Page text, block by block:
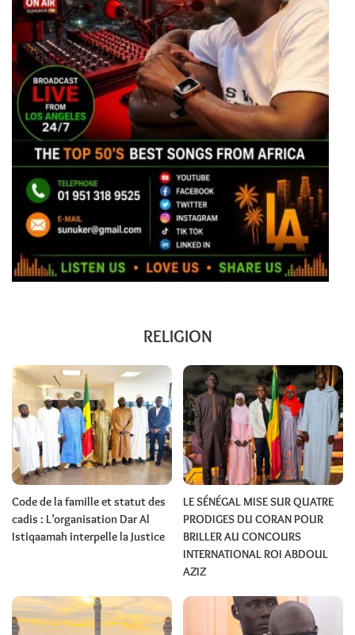
RELIGION
Code de la famille et statut des
cadis : L’organisation Dar Al
Istiqaamah interpelle la Justice
LE SÉNÉGAL MISE SUR QUATRE
PRODIGES DU CORAN POUR
BRILLER AU CONCOURS
INTERNATIONAL ROI ABDOUL
AZIZ